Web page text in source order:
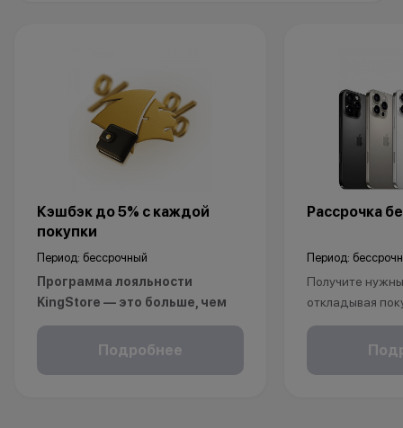
Кэшбэк до 5% с каждой
покупки
Период: бессрочный
Программа лояльности
KingStore — это больше, чем
просто бонусы.
Покупайте технику и аксессуары,
Подробнее
Рассрочка
Период:
Получите
откладывая
Рассрочка без
клиентов от 18